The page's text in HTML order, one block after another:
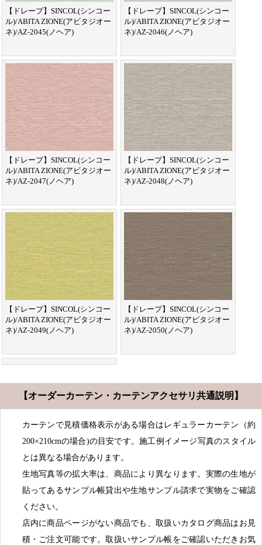
【ドレープ】SINCOL(シンコー
ル)/ABITA ZIONE(アビタジオー
ネ)/AZ-2045(ノヘア)
【ドレープ】SINCOL(シンコー
ル)/ABITA ZIONE(アビタジオー
ネ)/AZ-2046(ノヘア)
【ドレープ】SINCOL(シンコー
ル)/ABITA ZIONE(アビタジオー
ネ)/AZ-2047(ノヘア)
【ドレープ】SINCOL(シンコー
ル)/ABITA ZIONE(アビタジオー
ネ)/AZ-2048(ノヘア)
【ドレープ】SINCOL(シンコー
ル)/ABITA ZIONE(アビタジオー
ネ)/AZ-2049(ノヘア)
【ドレープ】SINCOL(シンコー
ル)/ABITA ZIONE(アビタジオー
ネ)/AZ-2050(ノヘア)
【オーダーカーテン・カーテンアクセサリ共通説明】
カーテンで見積価格表示がある場合はレギュラーカーテン（約
200×210cmの場合)の目安です。施工例イメージ写真のスタイル
とは異なる場合があります。
生地写真等の拡大率は、商品により異なります。実際の生地が
貼ってあるサンプル帳貸出や生地サンプル請求で実物をご確認
ください。
店内に商品ページがない商品でも、取扱いカタログ商品はお見
積・ご注文可能です。取扱いサンプル帳をご確認いただきお気